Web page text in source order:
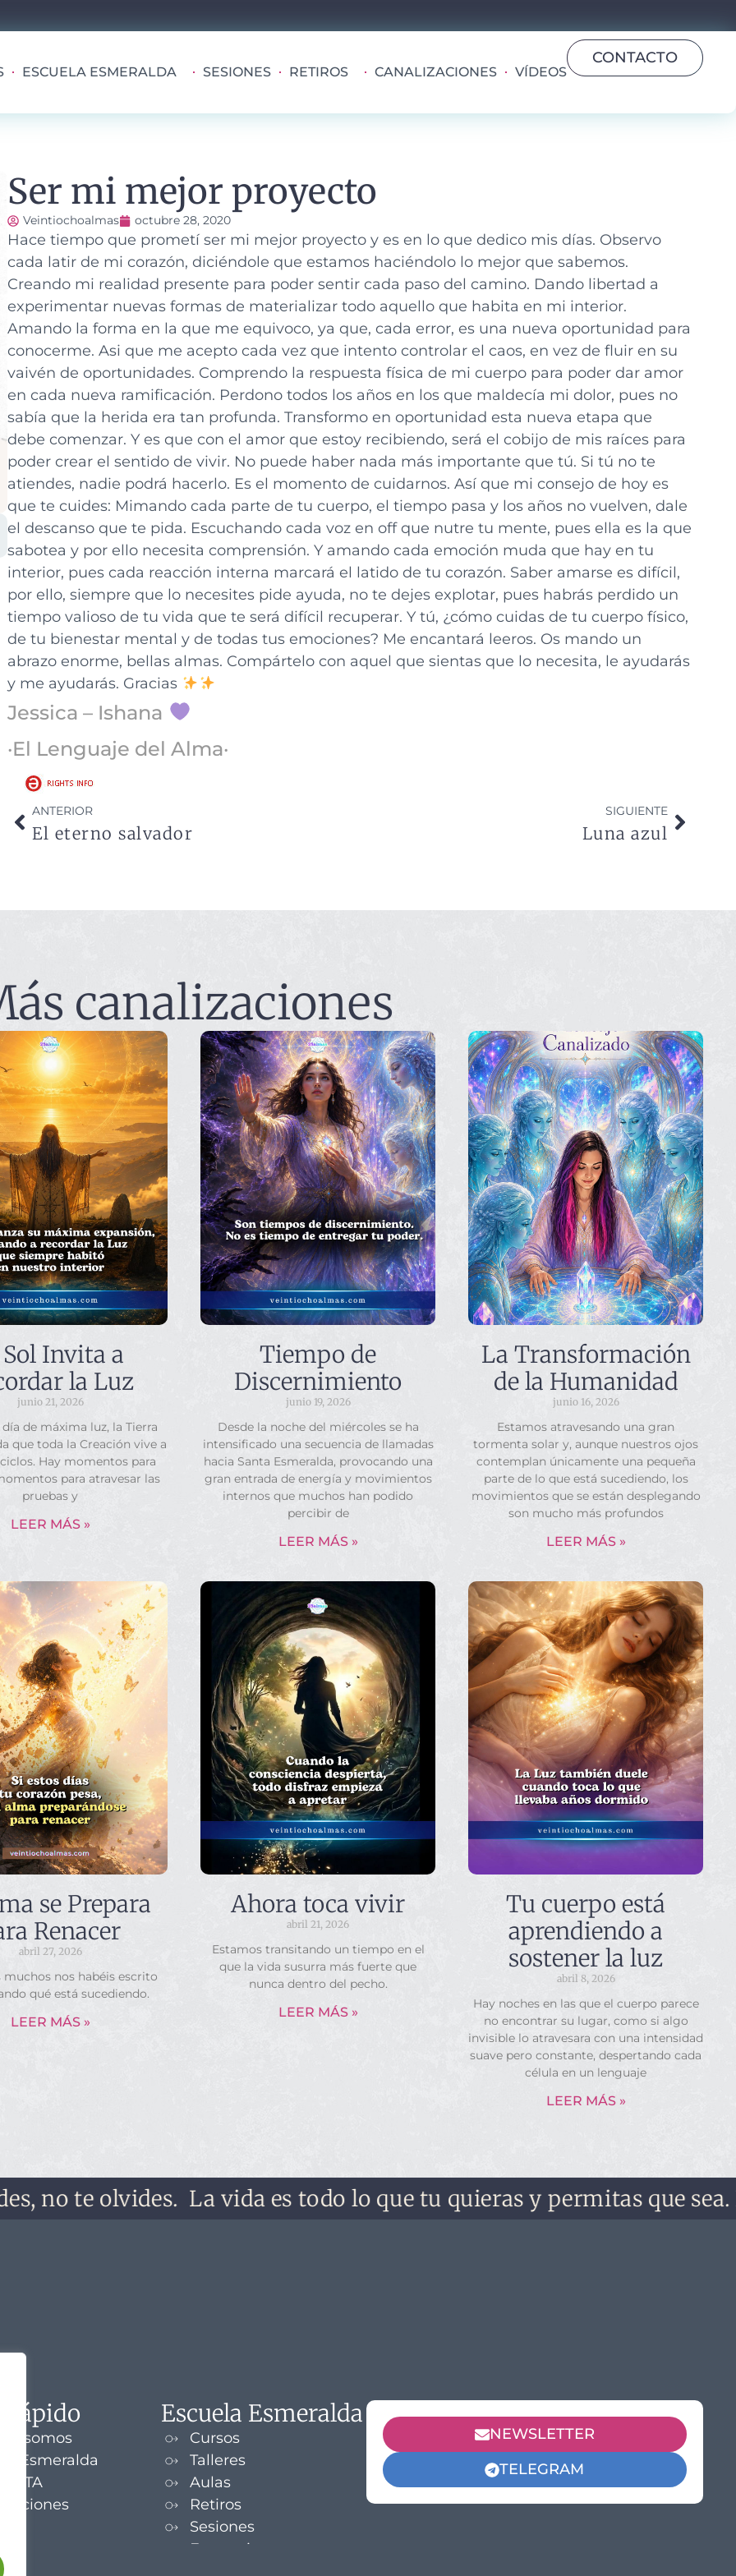
ESCUELA ESMERALDA SESIONES RETIROS CANALIZACIONES VÍDEOS
CONTACTO
Ser mi mejor proyecto
Veintiochoalmas octubre 28, 2020
Hace tiempo que prometí ser mi mejor proyecto y es en lo que dedico mis días. Observo
cada latir de mi corazón, diciéndole que estamos haciéndolo lo mejor que sabemos.
Creando mi realidad presente para poder sentir cada paso del camino. Dando libertad a
experimentar nuevas formas de materializar todo aquello que habita en mi interior.
Amando la forma en la que me equivoco, ya que, cada error, es una nueva oportunidad para
conocerme. Asi que me acepto cada vez que intento controlar el caos, en vez de fluir en su
vaivén de oportunidades. Comprendo la respuesta física de mi cuerpo para poder dar amor
en cada nueva ramificación. Perdono todos los años en los que maldecía mi dolor, pues no
sabía que la herida era tan profunda. Transformo en oportunidad esta nueva etapa que
debe comenzar. Y es que con el amor que estoy recibiendo, será el cobijo de mis raíces para
poder crear el sentido de vivir. No puede haber nada más importante que tú. Si tú no te
atiendes, nadie podrá hacerlo. Es el momento de cuidarnos. Así que mi consejo de hoy es
que te cuides: Mimando cada parte de tu cuerpo, el tiempo pasa y los años no vuelven, dale
el descanso que te pida. Escuchando cada voz en off que nutre tu mente, pues ella es la que
sabotea y por ello necesita comprensión. Y amando cada emoción muda que hay en tu
interior, pues cada reacción interna marcará el latido de tu corazón. Saber amarse es difícil,
por ello, siempre que lo necesites pide ayuda, no te dejes explotar, pues habrás perdido un
tiempo valioso de tu vida que te será difícil recuperar. Y tú, ¿cómo cuidas de tu cuerpo físico,
de tu bienestar mental y de todas tus emociones? Me encantará leeros. Os mando un
abrazo enorme, bellas almas. Compártelo con aquel que sientas que lo necesita, le ayudarás
y me ayudarás. Gracias
Jessica – Ishana
·El Lenguaje del Alma·
ANTERIOR
El eterno salvador
SIGUIENTE
Luna azul
canalizaciones
Invita a
la Luz
junio 21, 2026
de máxima luz, la Tierra
que toda la Creación vive a
Hay momentos para
para atravesar las
pruebas y
LEER MÁS »
Tiempo de
Discernimiento
junio 19, 2026
Desde la noche del miércoles se ha
intensificado una secuencia de llamadas
hacia Santa Esmeralda, provocando una
gran entrada de energía y movimientos
internos que muchos han podido
percibir de
LEER MÁS »
La Transformación
de la Humanidad
junio 16, 2026
Estamos atravesando una gran
tormenta solar y, aunque nuestros ojos
contemplan únicamente una pequeña
parte de lo que está sucediendo, los
movimientos que se están desplegando
son mucho más profundos
LEER MÁS »
se Prepara
Renacer
abril 27, 2026
muchos nos habéis escrito
qué está sucediendo.
LEER MÁS »
Ahora toca vivir
abril 21, 2026
Estamos transitando un tiempo en el
que la vida susurra más fuerte que
nunca dentro del pecho.
LEER MÁS »
Tu cuerpo está
aprendiendo a
sostener la luz
abril 8, 2026
Hay noches en las que el cuerpo parece
no encontrar su lugar, como si algo
invisible lo atravesara con una intensidad
suave pero constante, despertando cada
célula en un lenguaje
LEER MÁS »
te olvides.La vida es todo lo que tu quieras y permitas que sea. No
rápido
somos
Esmeralda
Escuela Esmeralda
Cursos
Talleres
Aulas
Retiros
Sesiones
Formaciones
NEWSLETTER
TELEGRAM